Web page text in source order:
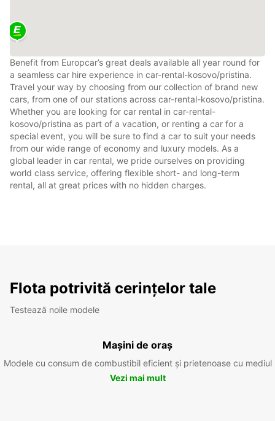
Benefit from Europcar’s great deals available all year round for
a seamless car hire experience in car-rental-kosovo/pristina.
Travel your way by choosing from our collection of brand new
cars, from one of our stations across car-rental-kosovo/pristina.
Whether you are looking for car rental in car-rental-
kosovo/pristina as part of a vacation, or renting a car for a
special event, you will be sure to find a car to suit your needs
from our wide range of economy and luxury models. As a
global leader in car rental, we pride ourselves on providing
world class service, offering flexible short- and long-term
rental, all at great prices with no hidden charges.
Flota potrivită cerințelor tale
Testează noile modele
Mașini de oraș
Modele cu consum de combustibil eficient și prietenoase cu mediul
Vezi mai mult